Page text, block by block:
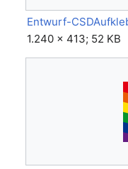
Entwurf-
1.240 × 413; 52 KB